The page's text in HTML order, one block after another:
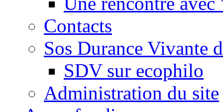
Contacts
Sos Durance Vivante
SDV sur ecophilo
Administration du site